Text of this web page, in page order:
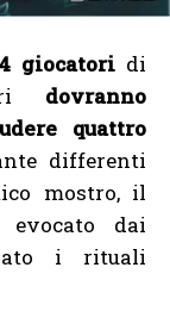
giocatoridi
dovranno
quattro
differenti
mostro, il
evocato dai
i rituali